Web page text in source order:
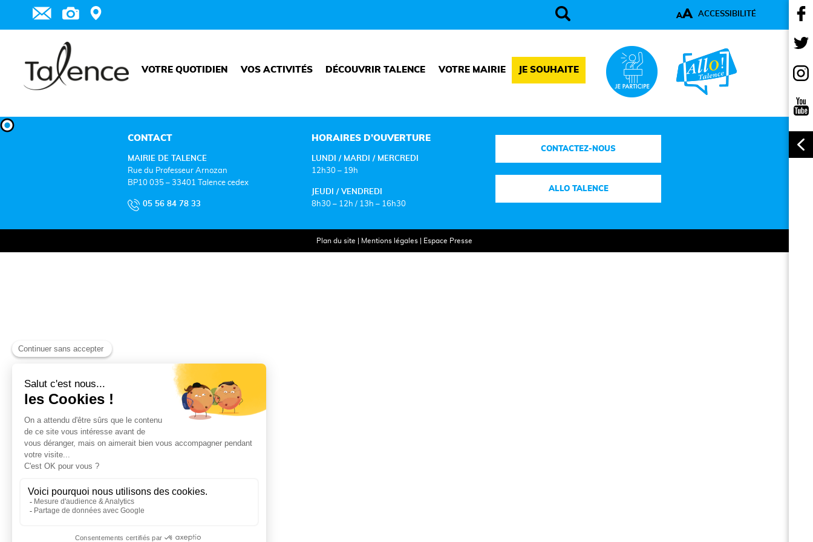
AA ACCESSIBILITÉ
VOTRE QUOTIDIEN VOS ACTIVITÉS DÉCOUVRIR TALENCE VOTRE MAIRIE JE SOUHAITE
CONTACT
MAIRIE DE TALENCE
Rue du Professeur Arnozan
BP10 035 – 33401 Talence cedex
05 56 84 78 33
HORAIRES D’OUVERTURE
LUNDI / MARDI / MERCREDI
12h30 – 19h
JEUDI / VENDREDI
8h30 – 12h / 13h – 16h30
CONTACTEZ-NOUS
ALLO TALENCE
Plan du site Mentions légales Espace Presse